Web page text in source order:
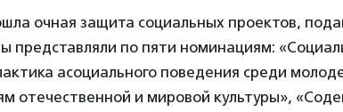
очная защита социальных проектов,
по пяти номинациям:
асоциального поведения среди
отечественной и мировой культуры»,